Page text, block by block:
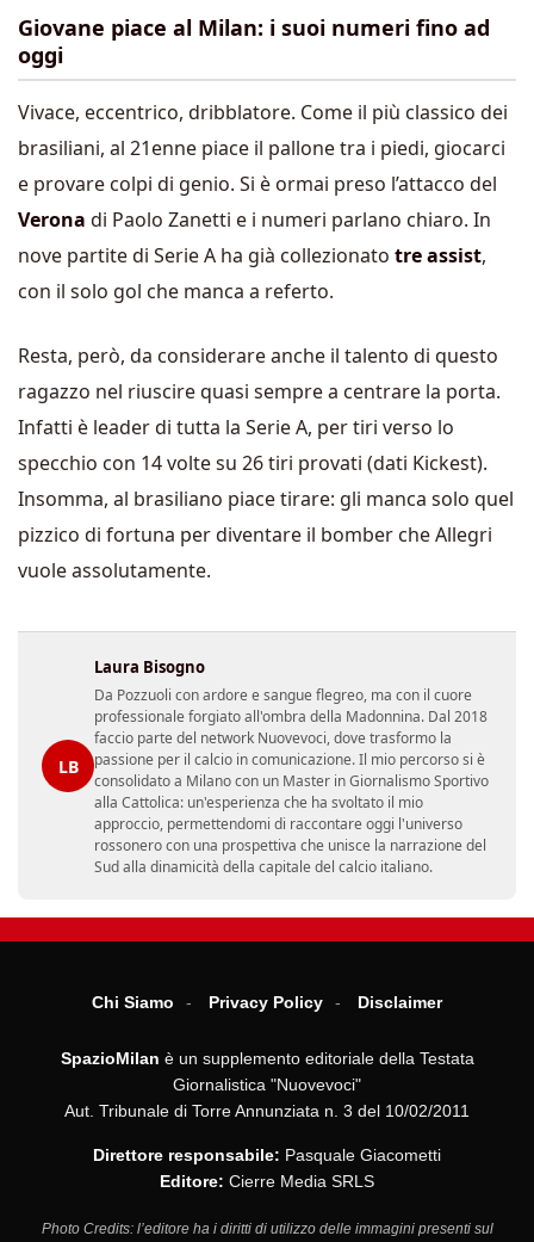
Giovane piace al Milan: i suoi numeri fino ad
oggi
Vivace, eccentrico, dribblatore. Come il più classico dei
brasiliani, al 21enne piace il pallone tra i piedi, giocarci
e provare colpi di genio. Si è ormai preso l’attacco del
Verona di Paolo Zanetti e i numeri parlano chiaro. In
nove partite di Serie A ha già collezionato tre assist,
con il solo gol che manca a referto.
Resta, però, da considerare anche il talento di questo
ragazzo nel riuscire quasi sempre a centrare la porta.
Infatti è leader di tutta la Serie A, per tiri verso lo
specchio con 14 volte su 26 tiri provati (dati Kickest).
Insomma, al brasiliano piace tirare: gli manca solo quel
pizzico di fortuna per diventare il bomber che Allegri
vuole assolutamente.
LB
Laura Bisogno
Da Pozzuoli con ardore e sangue flegreo, ma con il cuore
professionale forgiato all'ombra della Madonnina. Dal 2018
faccio parte del network Nuovevoci, dove trasformo la
passione per il calcio in comunicazione. Il mio percorso si è
consolidato a Milano con un Master in Giornalismo Sportivo
alla Cattolica: un'esperienza che ha svoltato il mio
approccio, permettendomi di raccontare oggi l'universo
rossonero con una prospettiva che unisce la narrazione del
Sud alla dinamicità della capitale del calcio italiano.
Chi Siamo Privacy Policy Disclaimer
SpazioMilan è un supplemento editoriale della Testata
Giornalistica "Nuovevoci"
Aut. Tribunale di Torre Annunziata n. 3 del 10/02/2011
Direttore responsabile: Pasquale Giacometti
Editore: Cierre Media SRLS
Photo Credits: l’editore ha i diritti di utilizzo delle immagini presenti sul